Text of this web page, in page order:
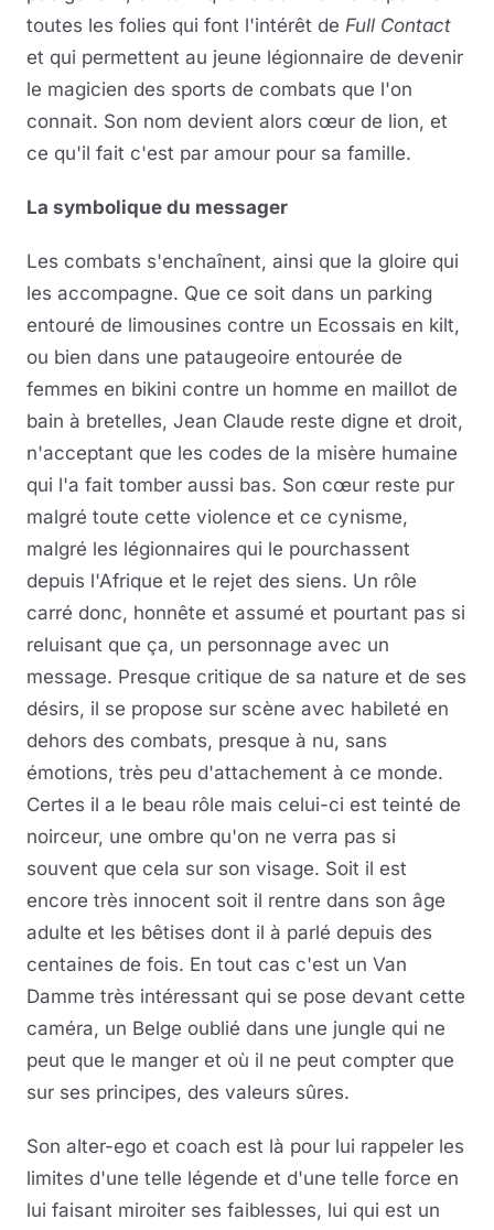
toutes les folies qui font l'intérêt de Full Contact
et qui permettent au jeune légionnaire de devenir
le magicien des sports de combats que l'on
connait. Son nom devient alors cœur de lion, et
ce qu'il fait c'est par amour pour sa famille.
La symbolique du messager
Les combats s'enchaînent, ainsi que la gloire qui
les accompagne. Que ce soit dans un parking
entouré de limousines contre un Ecossais en kilt,
ou bien dans une pataugeoire entourée de
femmes en bikini contre un homme en maillot de
bain à bretelles, Jean Claude reste digne et droit,
n'acceptant que les codes de la misère humaine
qui l'a fait tomber aussi bas. Son cœur reste pur
malgré toute cette violence et ce cynisme,
malgré les légionnaires qui le pourchassent
depuis l'Afrique et le rejet des siens. Un rôle
carré donc, honnête et assumé et pourtant pas si
reluisant que ça, un personnage avec un
message. Presque critique de sa nature et de ses
désirs, il se propose sur scène avec habileté en
dehors des combats, presque à nu, sans
émotions, très peu d'attachement à ce monde.
Certes il a le beau rôle mais celui-ci est teinté de
noirceur, une ombre qu'on ne verra pas si
souvent que cela sur son visage. Soit il est
encore très innocent soit il rentre dans son âge
adulte et les bêtises dont il à parlé depuis des
centaines de fois. En tout cas c'est un Van
Damme très intéressant qui se pose devant cette
caméra, un Belge oublié dans une jungle qui ne
peut que le manger et où il ne peut compter que
sur ses principes, des valeurs sûres.
Son alter-ego et coach est là pour lui rappeler les
limites d'une telle légende et d'une telle force en
lui faisant miroiter ses faiblesses, lui qui est un